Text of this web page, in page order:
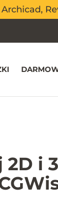
i